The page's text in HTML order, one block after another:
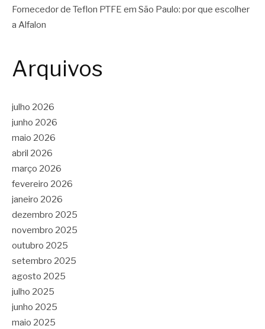
Fornecedor de Teflon PTFE em São Paulo: por que escolher
a Alfalon
Arquivos
julho 2026
junho 2026
maio 2026
abril 2026
março 2026
fevereiro 2026
janeiro 2026
dezembro 2025
novembro 2025
outubro 2025
setembro 2025
agosto 2025
julho 2025
junho 2025
maio 2025